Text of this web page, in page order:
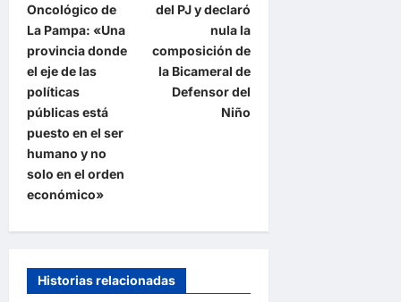
e
g
a
c
i
ó
n
d
e
n
Oncológico de
La Pampa: «Una
provincia donde
el eje de las
políticas
públicas está
puesto en el ser
humano y no
solo en el orden
económico»
del PJ y declaró
nula la
composición de
la Bicameral de
Defensor del
Niño
Historias relacionadas